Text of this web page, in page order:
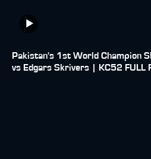
Pakistan's 1st World Champion
vs Edgars Skrivers | KC52 FULL